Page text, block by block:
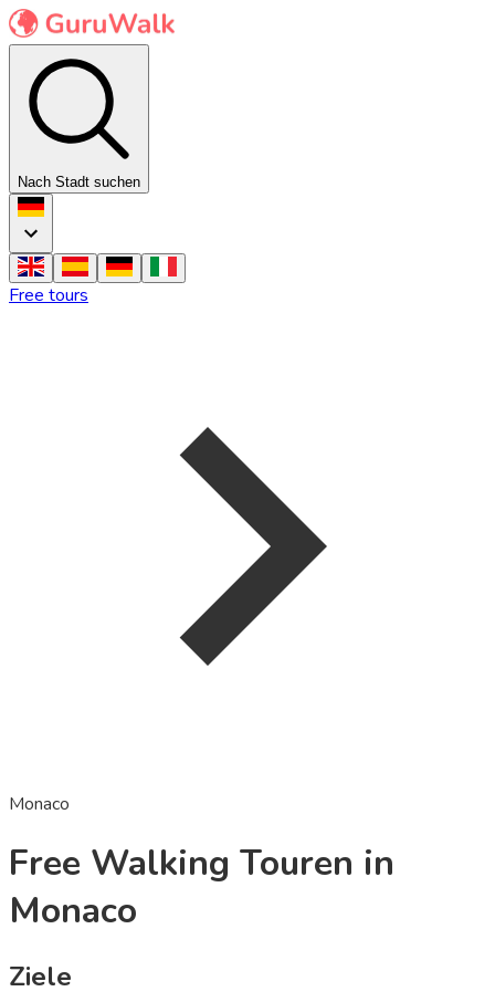
Nach Stadt suchen
Free tours
Monaco
Free Walking Touren in
Monaco
Ziele